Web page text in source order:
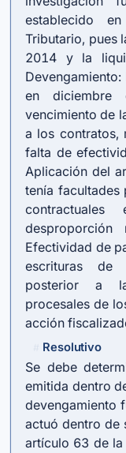
establecido
Tributario, pues
2014 y la
en
vencimiento de
a los contratos,
falta de
Aplicación del
tenía facultades
desproporción
Efectividad de
escrituras de
posterior a
procesales de
acción
Resolutivo
Se debe
emitida dentro
devengamiento
actuó dentro de
artículo 63 de